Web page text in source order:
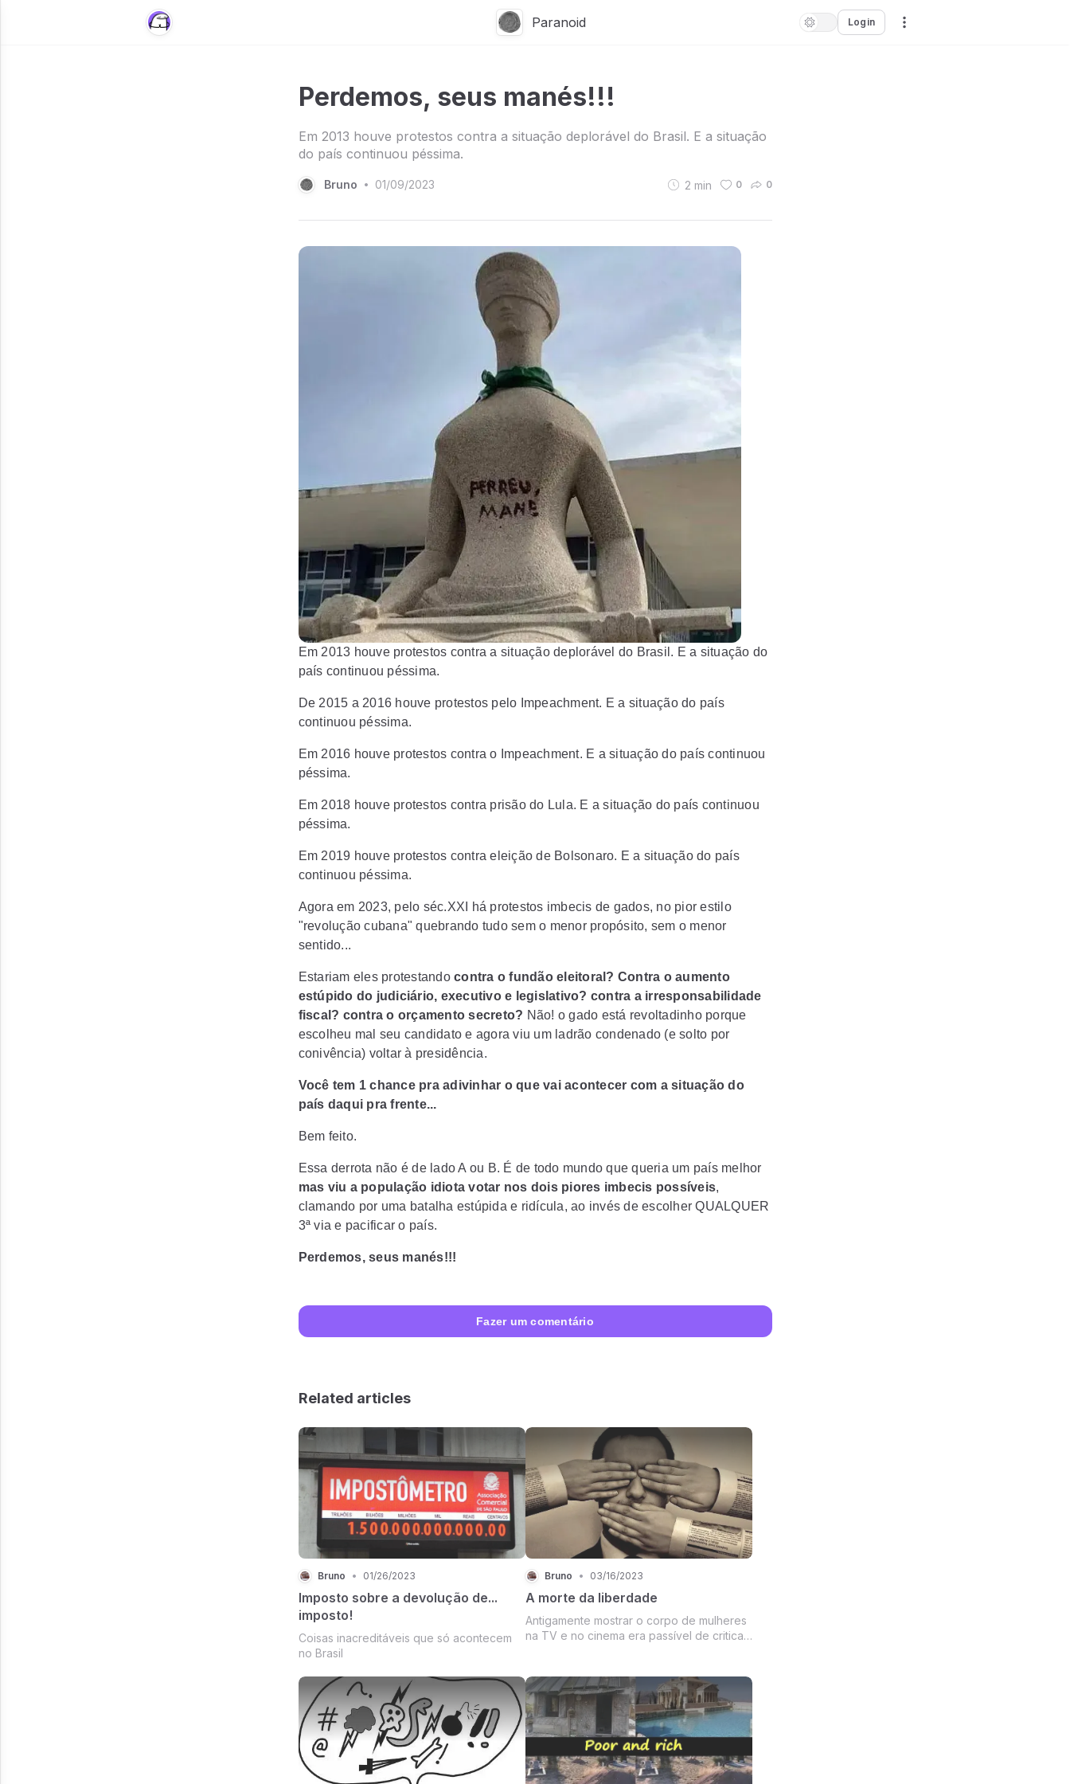
Paranoid Login
Perdemos, seus manés!!!
Em 2013 houve protestos contra a situação deplorável do Brasil. E a situação
do país continuou péssima.
Bruno • 01/09/2023 2 min 0 0
Em 2013 houve protestos contra a situação deplorável do Brasil. E a situação do
país continuou péssima.
De 2015 a 2016 houve protestos pelo Impeachment. E a situação do país
continuou péssima.
Em 2016 houve protestos contra o Impeachment. E a situação do país continuou
péssima.
Em 2018 houve protestos contra prisão do Lula. E a situação do país continuou
péssima.
Em 2019 houve protestos contra eleição de Bolsonaro. E a situação do país
continuou péssima.
Agora em 2023, pelo séc.XXI há protestos imbecis de gados, no pior estilo
"revolução cubana" quebrando tudo sem o menor propósito, sem o menor
sentido...
Estariam eles protestando contra o fundão eleitoral? Contra o aumento
estúpido do judiciário, executivo e legislativo? contra a irresponsabilidade
fiscal? contra o orçamento secreto? Não! o gado está revoltadinho porque
escolheu mal seu candidato e agora viu um ladrão condenado (e solto por
conivência) voltar à presidência.
Você tem 1 chance pra adivinhar o que vai acontecer com a situação do
país daqui pra frente...
Bem feito.
Essa derrota não é de lado A ou B. É de todo mundo que queria um país melhor
mas viu a população idiota votar nos dois piores imbecis possíveis,
clamando por uma batalha estúpida e ridícula, ao invés de escolher QUALQUER
3ª via e pacificar o país.
Perdemos, seus manés!!!
Fazer um comentário
Related articles
Bruno • 01/26/2023
Imposto sobre a devolução de...
imposto!
Coisas inacreditáveis que só acontecem
no Brasil
Bruno • 03/16/2023
A morte da liberdade
Antigamente mostrar o corpo de mulheres
na TV e no cinema era passível de criticas,
à direita.